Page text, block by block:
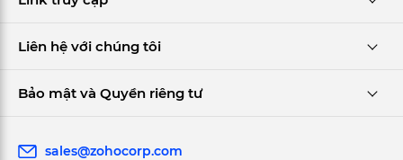
Liên hệ với chúng tôi
Bảo mật và Quyền riêng tư
sales@zohocorp.com